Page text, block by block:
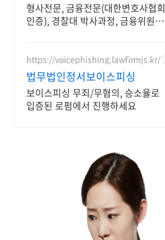
형사전문, 금융전문(대한변호사협회
인증), 경찰대 박사과정, 금융위원회
https://voicephishing.lawfirmjs.kr/
법무법인정서보이스피싱
보이스피싱 무죄/무혐의, 승소율로
입증된 로펌에서 진행하세요